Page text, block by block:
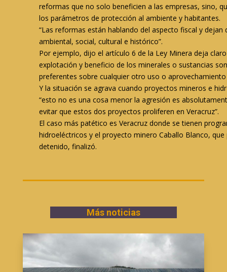
reformas que no solo beneficien a las empresas, sino,
los parámetros de protección al ambiente y habitantes.
“Las reformas están hablando del aspecto fiscal y
ambiental, social, cultural e histórico”.
Por ejemplo, dijo el artículo 6 de la Ley Minera deja
explotación y beneficio de los minerales o sustancias
preferentes sobre cualquier otro uso o
Y la situación se agrava cuando proyectos mineros e
“esto no es una cosa menor la agresión es
evitar que estos dos proyectos proliferen en Veracruz”.
El caso más patético es Veracruz donde se tienen
hidroeléctricos y el proyecto minero Caballo Blanco,
detenido, finalizó.
Más noticias